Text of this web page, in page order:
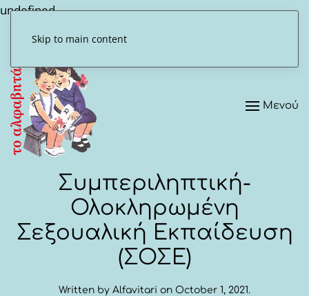
undefined
Skip to main content
Μενού
Συμπεριληπτική-
Ολοκληρωμένη
Σεξουαλική Εκπαίδευση
(ΣΟΣΕ)
Written by Alfavitari on October 1, 2021.